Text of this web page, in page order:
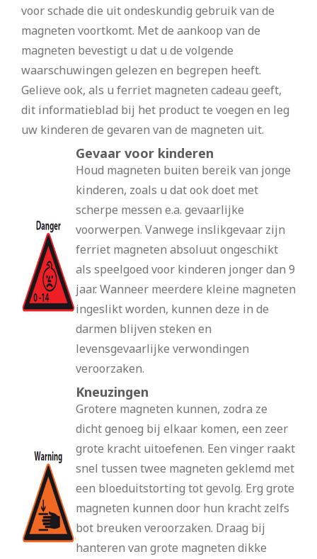
voor schade die uit ondeskundig gebruik van de
magneten voortkomt. Met de aankoop van de
magneten bevestigt u dat u de volgende
waarschuwingen gelezen en begrepen heeft.
Gelieve ook, als u ferriet magneten cadeau geeft,
dit informatieblad bij het product te voegen en leg
uw kinderen de gevaren van de magneten uit.
Gevaar voor kinderen
Houd magneten buiten bereik van jonge
kinderen, zoals u dat ook doet met
scherpe messen e.a. gevaarlijke
voorwerpen. Vanwege inslikgevaar zijn
ferriet magneten absoluut ongeschikt
als speelgoed voor kinderen jonger dan 9
jaar. Wanneer meerdere kleine magneten
ingeslikt worden, kunnen deze in de
darmen blijven steken en
levensgevaarlijke verwondingen
veroorzaken.
Kneuzingen
Grotere magneten kunnen, zodra ze
dicht genoeg bij elkaar komen, een zeer
grote kracht uitoefenen. Een vinger raakt
snel tussen twee magneten geklemd met
een bloeduitstorting tot gevolg. Erg grote
magneten kunnen door hun kracht zelfs
bot breuken veroorzaken. Draag bij
hanteren van grote magneten dikke